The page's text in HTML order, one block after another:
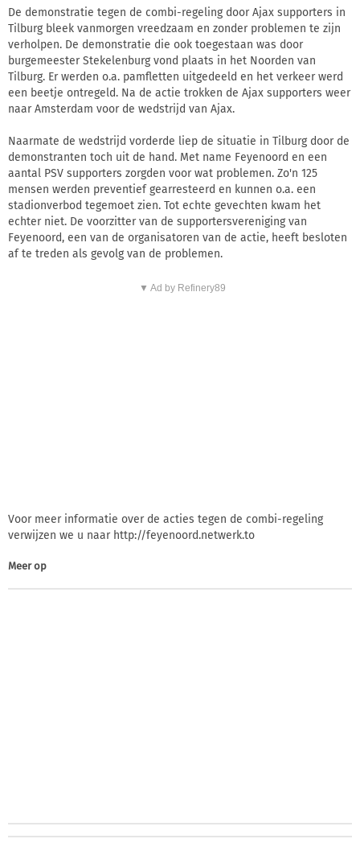
De demonstratie tegen de combi-regeling door Ajax supporters in
Tilburg bleek vanmorgen vreedzaam en zonder problemen te zijn
verholpen. De demonstratie die ook toegestaan was door
burgemeester Stekelenburg vond plaats in het Noorden van
Tilburg. Er werden o.a. pamfletten uitgedeeld en het verkeer werd
een beetje ontregeld. Na de actie trokken de Ajax supporters weer
naar Amsterdam voor de wedstrijd van Ajax.
Naarmate de wedstrijd vorderde liep de situatie in Tilburg door de
demonstranten toch uit de hand. Met name Feyenoord en een
aantal PSV supporters zorgden voor wat problemen. Zo'n 125
mensen werden preventief gearresteerd en kunnen o.a. een
stadionverbod tegemoet zien. Tot echte gevechten kwam het
echter niet. De voorzitter van de supportersvereniging van
Feyenoord, een van de organisatoren van de actie, heeft besloten
af te treden als gevolg van de problemen.
▼ Ad by Refinery89
Voor meer informatie over de acties tegen de combi-regeling
verwijzen we u naar http://feyenoord.netwerk.to
Meer op